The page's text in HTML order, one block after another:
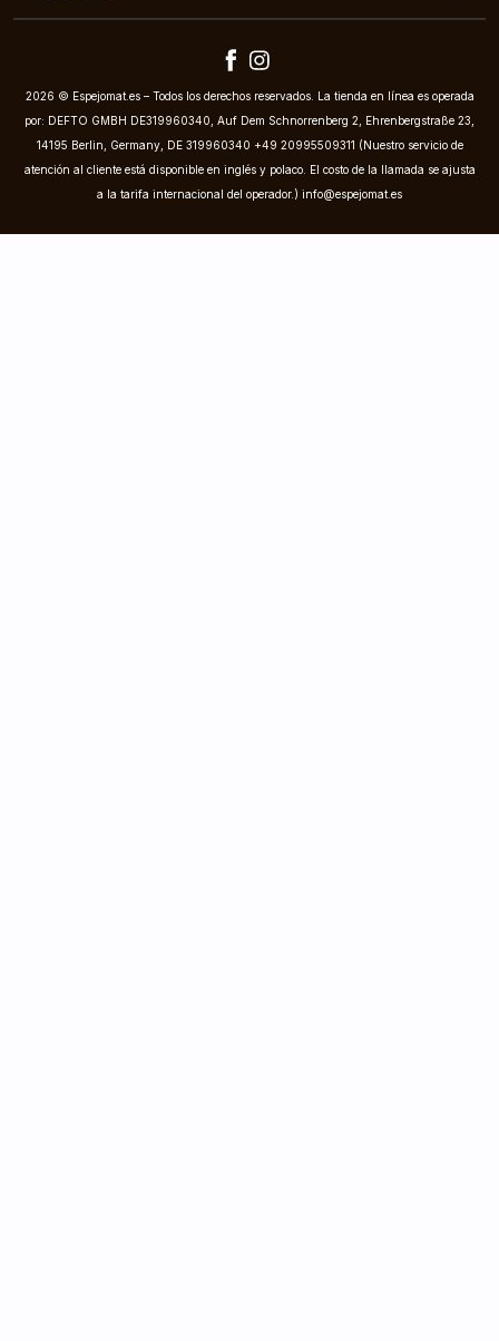
2026 © Espejomat.es – Todos los derechos reservados. La tienda en línea es operada
por: DEFTO GMBH DE319960340, Auf Dem Schnorrenberg 2, Ehrenbergstraße 23,
14195 Berlin, Germany, DE 319960340 +49 20995509311 (Nuestro servicio de
atención al cliente está disponible en inglés y polaco. El costo de la llamada se ajusta
a la tarifa internacional del operador.) info@espejomat.es